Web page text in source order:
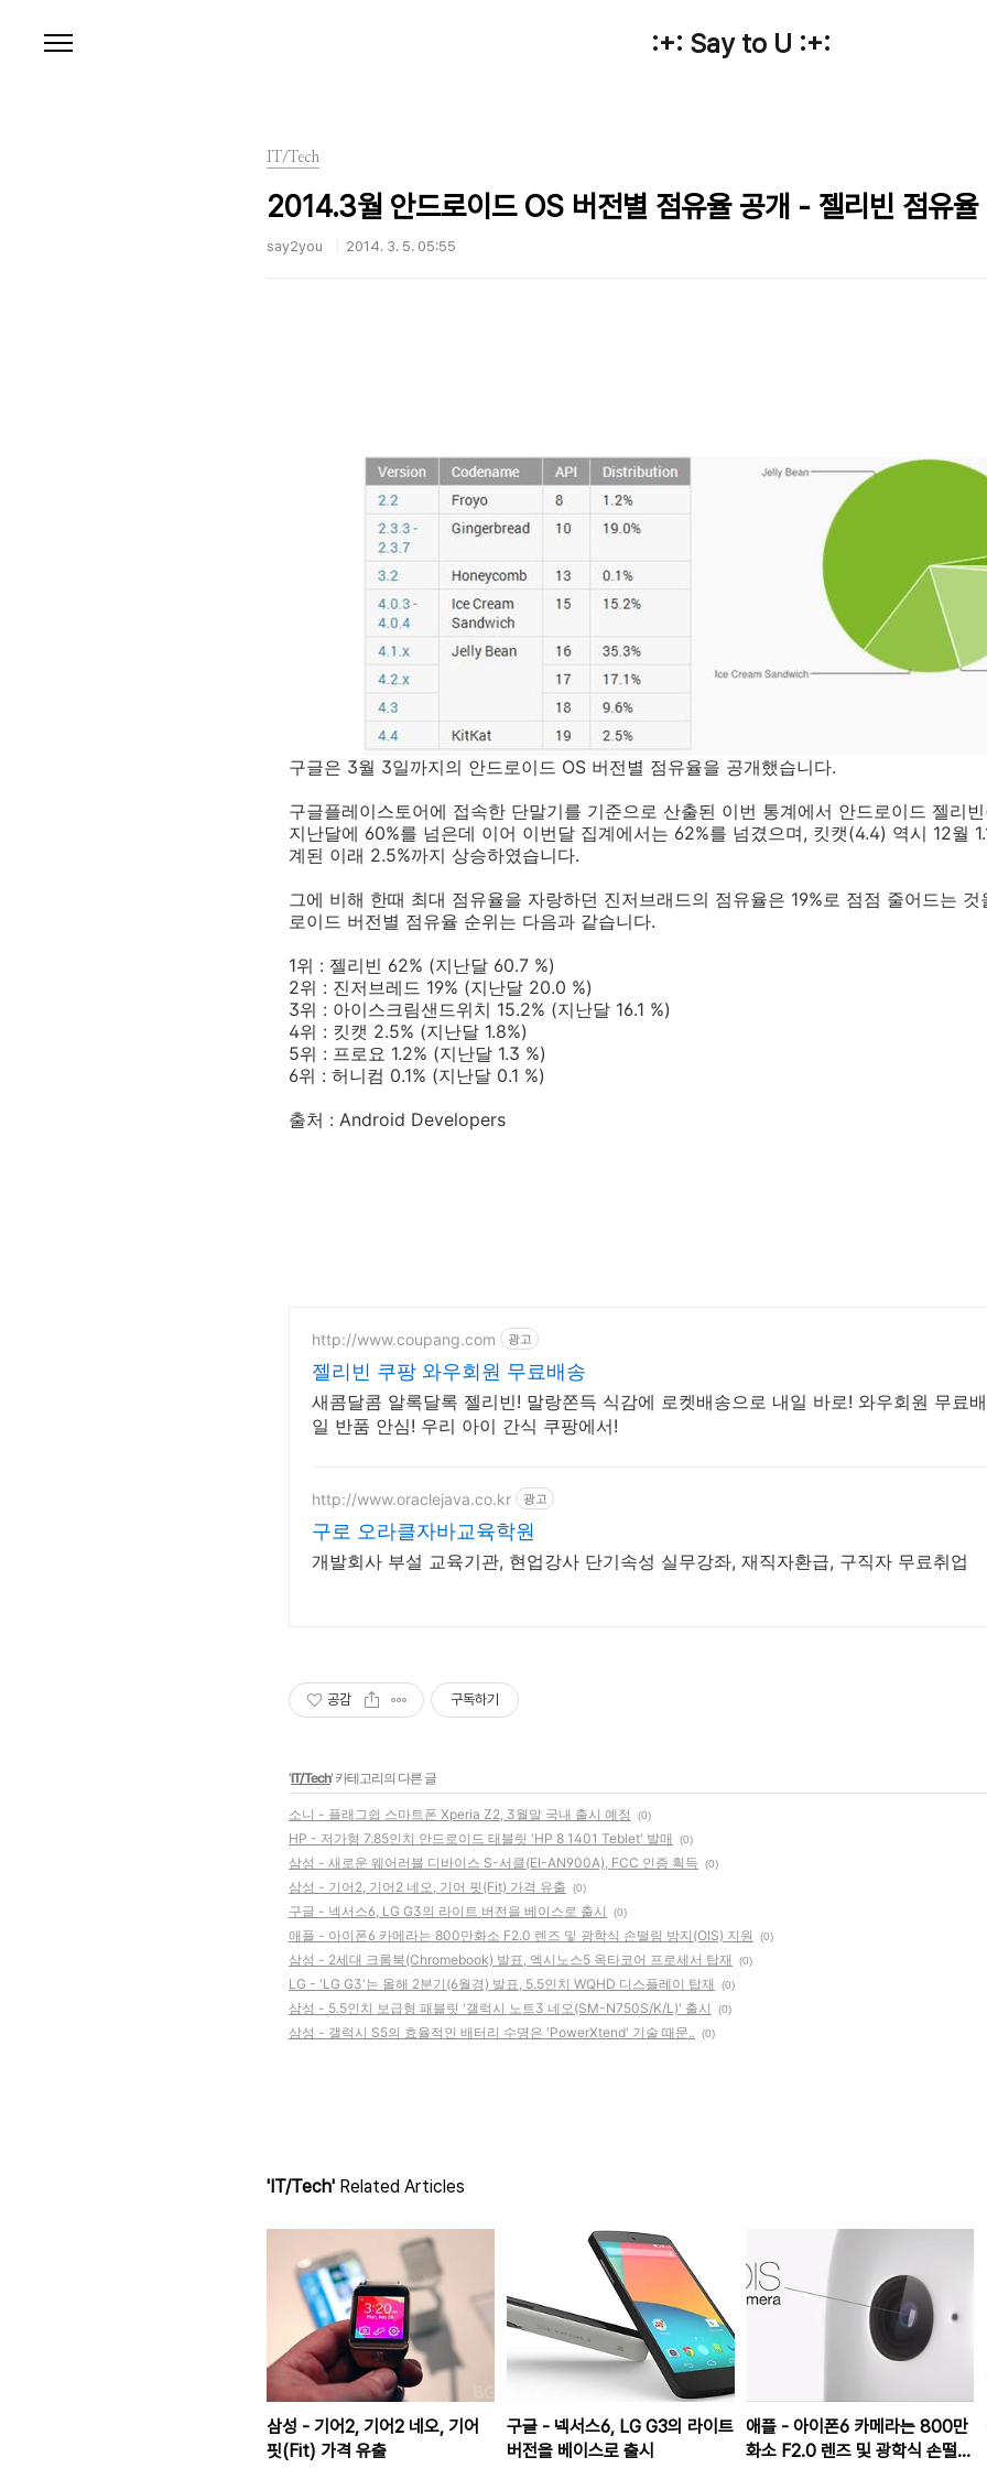
:+: Say to U :+:
IT/Tech
2014.3월 안드로이드 OS 버전별 점유율 공개 - 젤리빈 점유
say2you 2014. 3. 5. 05:55
구글은 3월 3일까지의 안드로이드 OS 버전별 점유율을 공개했습니다.
구글플레이스토어에 접속한 단말기를 기준으로 산출된 이번 통계에서 안드로이드 젤리
지난달에 60%를 넘은데 이어 이번달 집계에서는 62%를 넘겼으며, 킷캣(4.4) 역시 12월
계된 이래 2.5%까지 상승하였습니다.
그에 비해 한때 최대 점유율을 자랑하던 진저브래드의 점유율은 19%로 점점 줄어드는
로이드 버전별 점유율 순위는 다음과 같습니다.
1위 : 젤리빈 62% (지난달 60.7 %)
2위 : 진저브레드 19% (지난달 20.0 %)
3위 : 아이스크림샌드위치 15.2% (지난달 16.1 %)
4위 : 킷캣 2.5% (지난달 1.8%)
5위 : 프로요 1.2% (지난달 1.3 %)
6위 : 허니컴 0.1% (지난달 0.1 %)
출처 : Android Developers
http://www.coupang.com 광고
젤리빈 쿠팡 와우회원 무료배송
새콤달콤 알록달록 젤리빈! 말랑쫀득 식감에 로켓배송으로 내일 바로! 와우회원 무료
일 반품 안심! 우리 아이 간식 쿠팡에서!
http://www.oraclejava.co.kr 광고
구로 오라클자바교육학원
개발회사 부설 교육기관, 현업강사 단기속성 실무강좌, 재직자환급, 구직자 무료취업
공감 구독하기
'IT/Tech' 카테고리의 다른 글
소니 - 플래그쉽 스마트폰 Xperia Z2, 3월말 국내 출시 예정 (0)
HP - 저가형 7.85인치 안드로이드 태블릿 'HP 8 1401 Teblet' 발매 (0)
삼성 - 새로운 웨어러블 디바이스 S-서클(EI-AN900A), FCC 인증 획득 (0)
삼성 - 기어2, 기어2 네오, 기어 핏(Fit) 가격 유출 (0)
구글 - 넥서스6, LG G3의 라이트 버전을 베이스로 출시 (0)
애플 - 아이폰6 카메라는 800만화소 F2.0 렌즈 및 광학식 손떨림 방지(OIS) 지원 (0)
삼성 - 2세대 크롬북(Chromebook) 발표, 엑시노스5 옥타코어 프로세서 탑재 (0)
LG - 'LG G3'는 올해 2분기(6월경) 발표, 5.5인치 WQHD 디스플레이 탑재 (0)
삼성 - 5.5인치 보급형 패블릿 '갤럭시 노트3 네오(SM-N750S/K/L)' 출시 (0)
삼성 - 갤럭시 S5의 효율적인 배터리 수명은 'PowerXtend' 기술 때문.. (0)
'IT/Tech' Related Articles
삼성 - 기어2, 기어2 네오, 기어
핏(Fit) 가격 유출
구글 - 넥서스6, LG G3의 라이트
버전을 베이스로 출시
애플 - 아이폰6 카메라는 800만
화소 F2.0 렌즈 및 광학식 손떨림